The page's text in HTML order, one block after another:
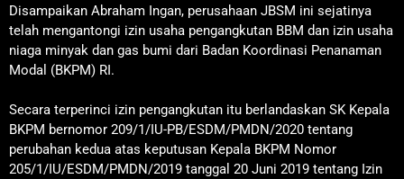
Disampaikan Abraham Ingan, perusahaan JBSM ini sejatinya
telah mengantongi izin usaha pengangkutan BBM dan izin usaha
niaga minyak dan gas bumi dari Badan Koordinasi Penanaman
Modal (BKPM) RI.
Secara terperinci izin pengangkutan itu berlandaskan SK Kepala
BKPM bernomor 209/1/IU-PB/ESDM/PMDN/2020 tentang
perubahan kedua atas keputusan Kepala BKPM Nomor
205/1/IU/ESDM/PMDN/2019 tanggal 20 Juni 2019 tentang Izin